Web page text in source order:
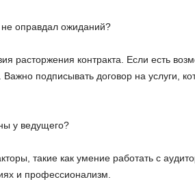
оправдал ожиданий?
расторжения контракта. Если есть
Важно подписывать договор на услуги,
у ведущего?
такие как умение работать с
и профессионализм.